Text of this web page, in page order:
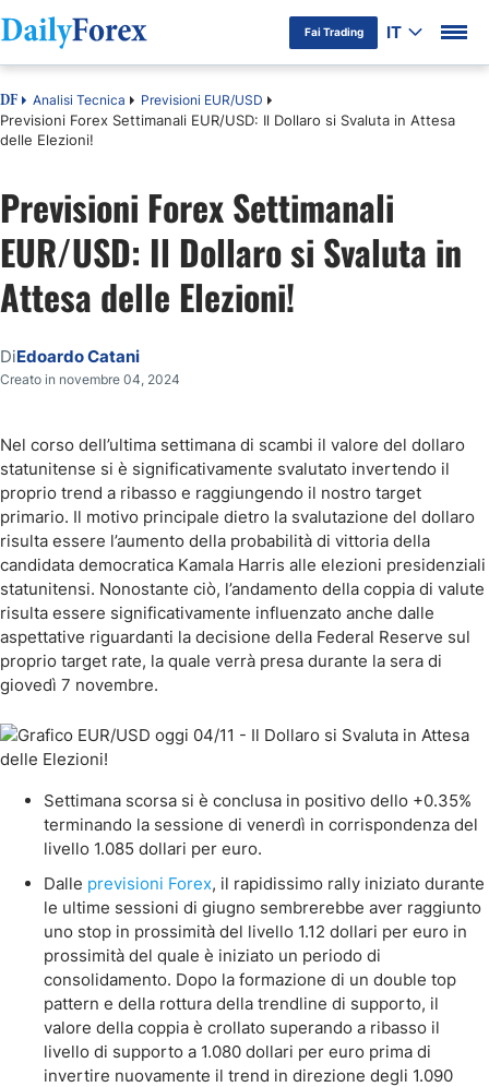
Fai Trading IT
DF Analisi Tecnica Previsioni EUR/USD
Previsioni Forex Settimanali EUR/USD: Il Dollaro si Svaluta in Attesa
delle Elezioni!
Previsioni Forex Settimanali
EUR/USD: Il Dollaro si Svaluta in
Attesa delle Elezioni!
DiEdoardo Catani
Creato in novembre 04, 2024
Nel corso dell’ultima settimana di scambi il valore del dollaro
statunitense si è significativamente svalutato invertendo il
proprio trend a ribasso e raggiungendo il nostro target
primario. Il motivo principale dietro la svalutazione del dollaro
risulta essere l’aumento della probabilità di vittoria della
candidata democratica Kamala Harris alle elezioni presidenziali
statunitensi. Nonostante ciò, l’andamento della coppia di valute
risulta essere significativamente influenzato anche dalle
aspettative riguardanti la decisione della Federal Reserve sul
proprio target rate, la quale verrà presa durante la sera di
giovedì 7 novembre.
Settimana scorsa si è conclusa in positivo dello +0.35%
terminando la sessione di venerdì in corrispondenza del
livello 1.085 dollari per euro.
Dalle previsioni Forex, il rapidissimo rally iniziato durante
le ultime sessioni di giugno sembrerebbe aver raggiunto
uno stop in prossimità del livello 1.12 dollari per euro in
prossimità del quale è iniziato un periodo di
consolidamento. Dopo la formazione di un double top
pattern e della rottura della trendline di supporto, il
valore della coppia è crollato superando a ribasso il
livello di supporto a 1.080 dollari per euro prima di
invertire nuovamente il trend in direzione degli 1.090